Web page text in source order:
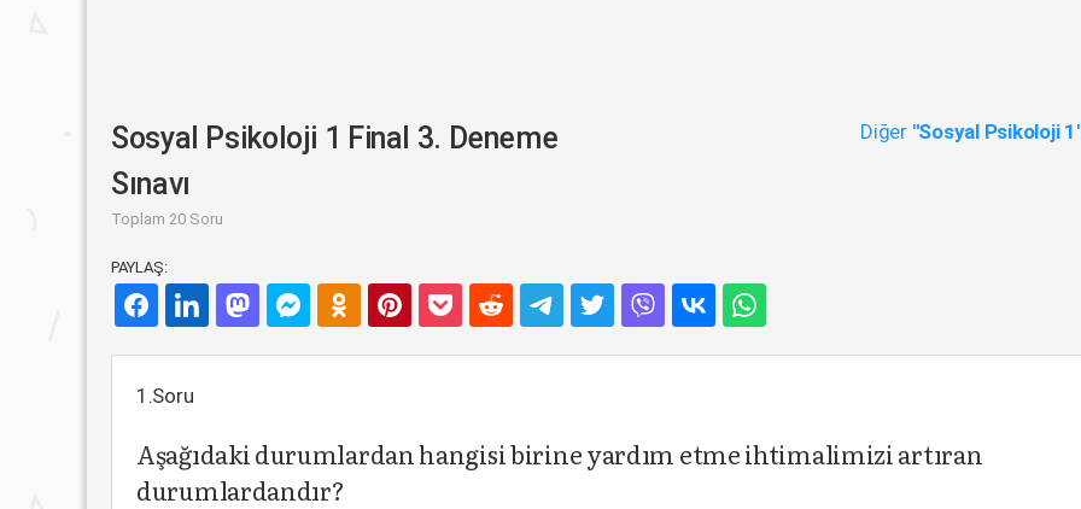
Sosyal Psikoloji 1 Final 3. Deneme
Sınavı
Toplam 20 Soru
Diğer "Sosyal Psikoloji
PAYLAŞ:
1.Soru
Aşağıdaki durumlardan hangisi birine yardım etme ihtimalimizi artıran
durumlardandır?